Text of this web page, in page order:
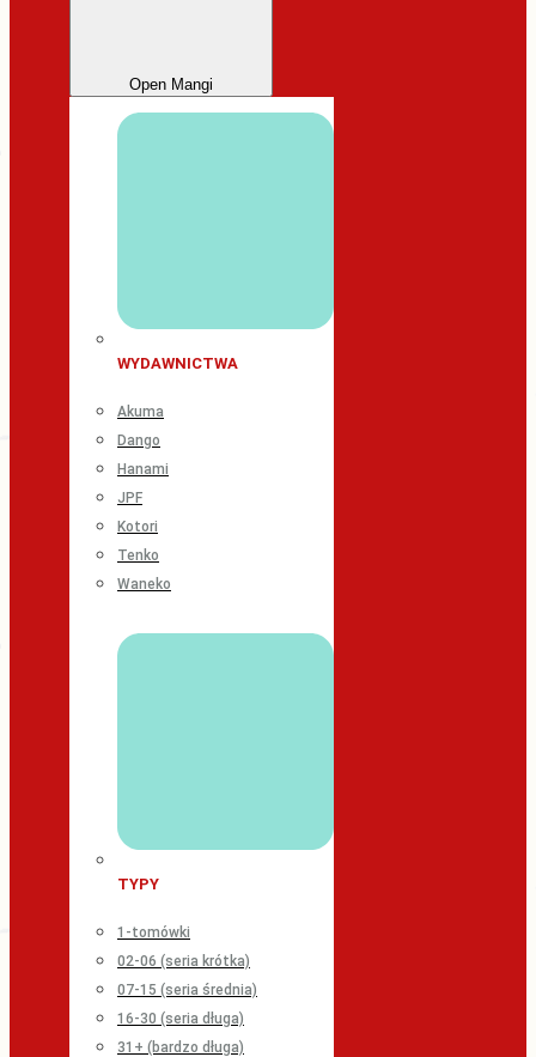
Open Mangi
WYDAWNICTWA
Akuma
Dango
Hanami
JPF
Kotori
Tenko
Waneko
TYPY
1-tomówki
02-06 (seria krótka)
07-15 (seria średnia)
16-30 (seria długa)
31+ (bardzo długa)